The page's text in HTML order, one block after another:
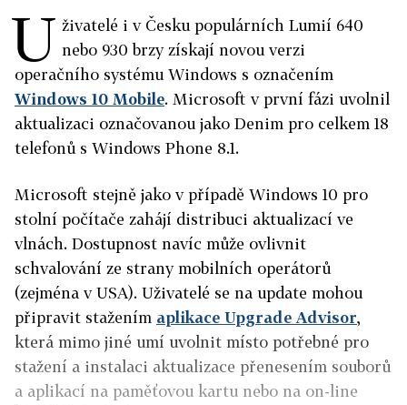
U živatelé i v Česku populárních Lumií 640
nebo 930 brzy získají novou verzi
operačního systému Windows s označením
Windows 10 Mobile. Microsoft v první fázi uvolnil
aktualizaci označovanou jako Denim pro celkem 18
telefonů s Windows Phone 8.1.
Microsoft stejně jako v případě Windows 10 pro
stolní počítače zahájí distribuci aktualizací ve
vlnách. Dostupnost navíc může ovlivnit
schvalování ze strany mobilních operátorů
(zejména v USA). Uživatelé se na update mohou
připravit stažením aplikace Upgrade Advisor,
která mimo jiné umí uvolnit místo potřebné pro
stažení a instalaci aktualizace přenesením souborů
a aplikací na paměťovou kartu nebo na on-line